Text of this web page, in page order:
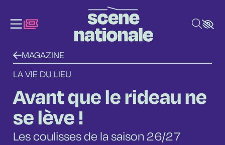
MAGAZINE
LA VIE DU LIEU
Avant que le rideau ne
se lève !
Les coulisses de la saison 26/27